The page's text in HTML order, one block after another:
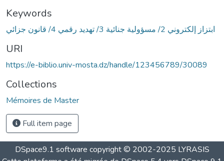
Keywords
ابتزاز إلكتروني 2/ مسؤولية جنائية 3/ تهديد رقمي 4/ قانون جزائي
URI
https://e-biblio.univ-mosta.dz/handle/123456789/30089
Collections
Mémoires de Master
Full item page
DSpace9.1 software copyright © 2002-2025 LYRASIS